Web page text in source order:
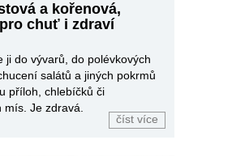
a kořenová,
chuť i zdraví
ji do vývarů, do polévkových
salátů a jiných pokrmů
příloh, chlebíčků či
mís. Je zdravá.
číst více